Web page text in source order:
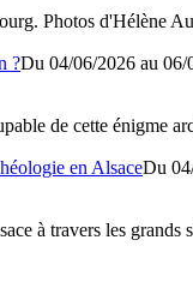
Photos d'Hélène
?Du 04/06/2026 au 06/
de cette énigme
en AlsaceDu
à travers les